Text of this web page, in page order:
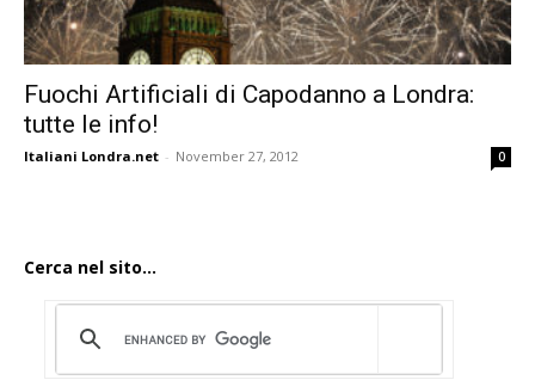
Fuochi Artificiali di Capodanno a Londra:
tutte le info!
Italiani Londra.net - November 27, 2012 0
Cerca nel sito...